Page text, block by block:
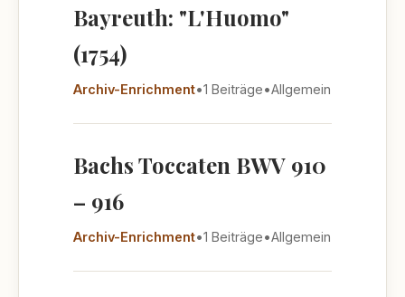
Bayreuth: "L'Huomo"
(1754)
Archiv-Enrichment•1 Beiträge•Allgemein
Bachs Toccaten BWV 910
– 916
Archiv-Enrichment•1 Beiträge•Allgemein